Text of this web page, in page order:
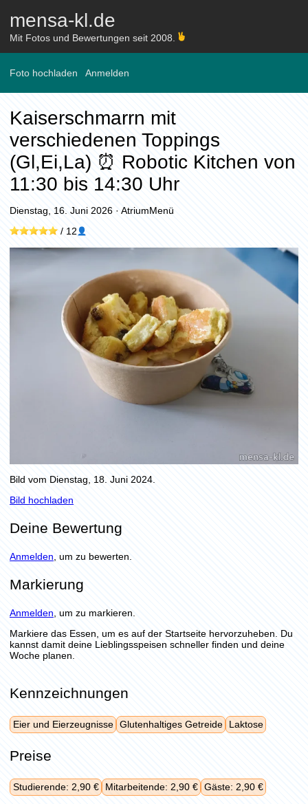
mensa-kl.de
Mit Fotos und Bewertungen seit 2008.
Foto hochladen Anmelden
Kaiserschmarrn mit
verschiedenen Toppings
(Gl,Ei,La) ⏰ Robotic Kitchen von
11:30 bis 14:30 Uhr
Dienstag, 16. Juni 2026 · AtriumMenü
/ 12
Bild vom Dienstag, 18. Juni 2024.
Bild hochladen
Deine Bewertung
Anmelden , um zu bewerten.
Markierung
Anmelden , um zu markieren.
Markiere das Essen, um es auf der Startseite hervorzuheben. Du
kannst damit deine Lieblingsspeisen schneller finden und deine
Woche planen.
Kennzeichnungen
Eier und Eierzeugnisse Glutenhaltiges Getreide Laktose
Preise
Studierende: 2,90 € Mitarbeitende: 2,90 € Gäste: 2,90 €